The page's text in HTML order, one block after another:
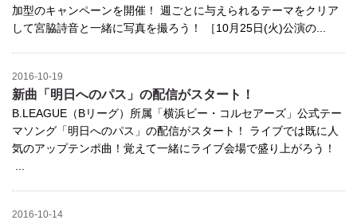
加型のキャンペーンを開催！ 週ごとに与えられるテーマをクリア
して宮脇詩音と一緒に写真を撮ろう！ ［10月25日(火)公演の...
2016-10-19
新曲「明日へのパス」の配信がスタート！
B.LEAGUE（Bリーグ）所属「横浜ビー・コルセアーズ」公式テー
マソング「明日へのパス」の配信がスタート！ ライブでは既に人
気のアップテンポ曲！覚えて一緒にライブ会場で盛り上がろう！
2016-10-14